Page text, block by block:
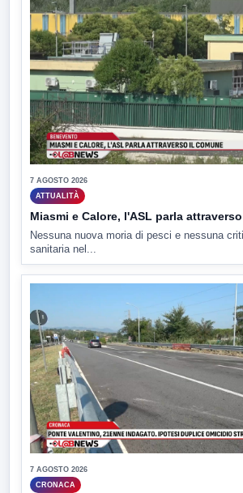
7 AGOSTO 2026
ATTUALITÀ
Miasmi e Calore, l'ASL parla
Nessuna nuova moria di pesci e nessuna
sanitaria nel...
7 AGOSTO 2026
CRONACA